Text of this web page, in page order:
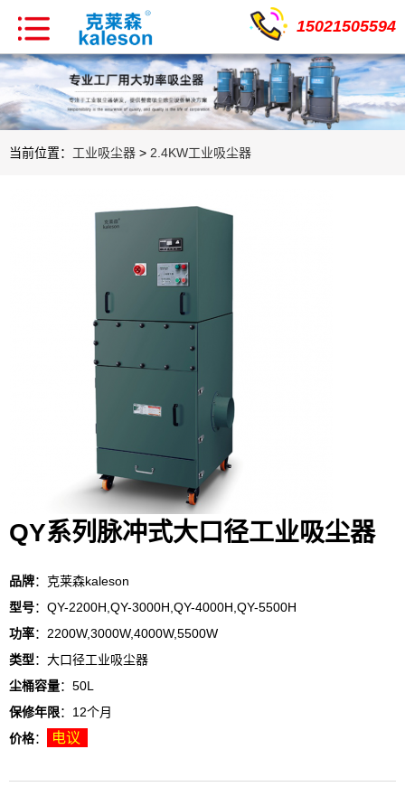
15021505594
当前位置： 工业吸尘器 > 2.4KW工业吸尘器
QY系列脉冲式大口径工业吸尘器
品牌：克莱森kaleson
型号：QY-2200H,QY-3000H,QY-4000H,QY-5500H
功率：2200W,3000W,4000W,5500W
类型：大口径工业吸尘器
尘桶容量：50L
保修年限：12个月
价格： 电议